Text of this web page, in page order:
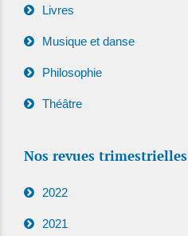
Livres
Musique et danse
Philosophie
Théâtre
Nos revues trimestrielles
2022
2021